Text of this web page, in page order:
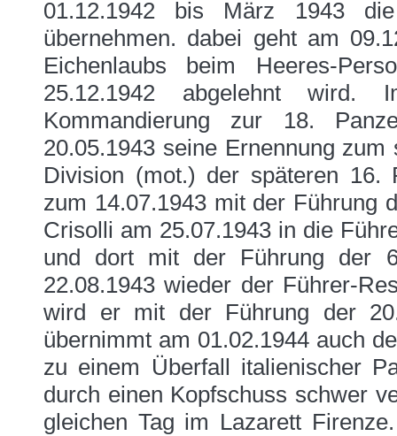
01.12.1942 bis März 1943
übernehmen. dabei geht am
Eichenlaubs beim Heeres-
25.12.1942 abgelehnt
Kommandierung zur 18.
20.05.1943 seine Ernennung
Division (mot.) der späteren 16.
zum 14.07.1943 mit der Führung
Crisolli am 25.07.1943 in die
und dort mit der Führung der
22.08.1943 wieder der Führer-
wird er mit der Führung der
übernimmt am 01.02.1944 auch
zu einem Überfall italienischer
durch einen Kopfschuss schwer
gleichen Tag im Lazarett